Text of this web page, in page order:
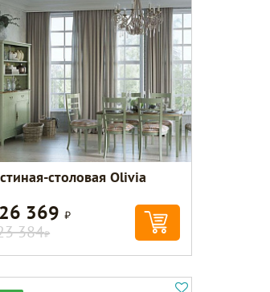
столовая Olivia
369Р
384Р